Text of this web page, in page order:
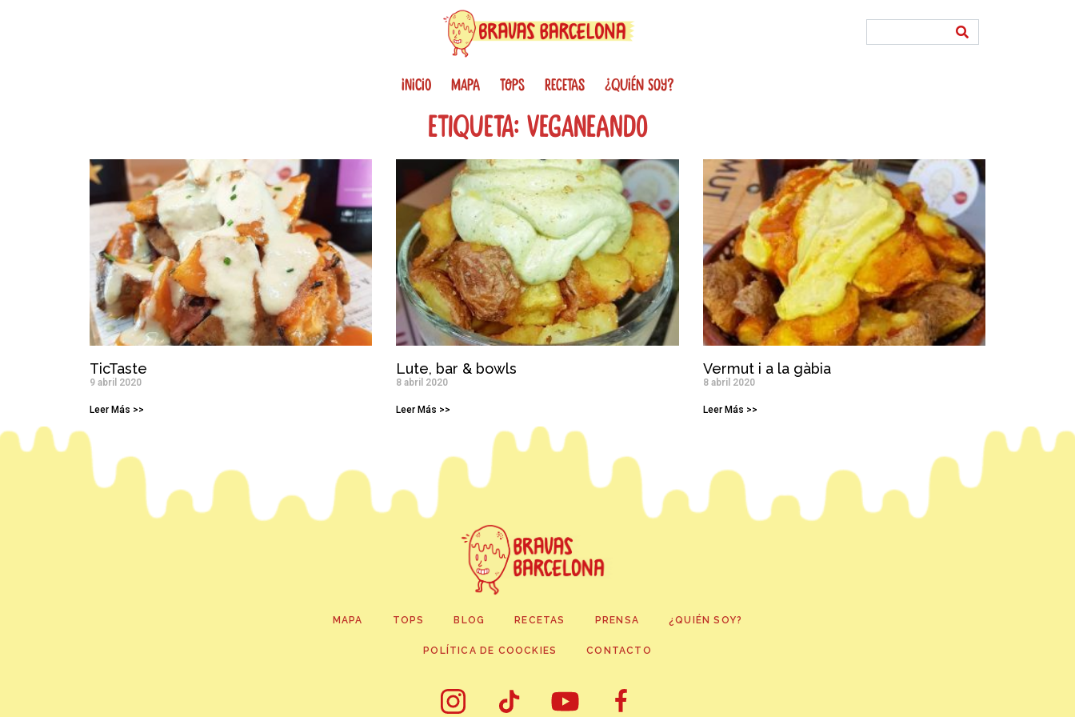
INICIO MAPA TOPS RECETAS ¿QUIÉN SOY?
Etiqueta: veganeando
TicTaste
9 abril 2020
Leer Más >>
Lute, bar & bowls
8 abril 2020
Leer Más >>
Vermut i a la gàbia
8 abril 2020
Leer Más >>
MAPA TOPS BLOG RECETAS PRENSA ¿QUIÉN SOY?
POLÍTICA DE COOCKIES CONTACTO